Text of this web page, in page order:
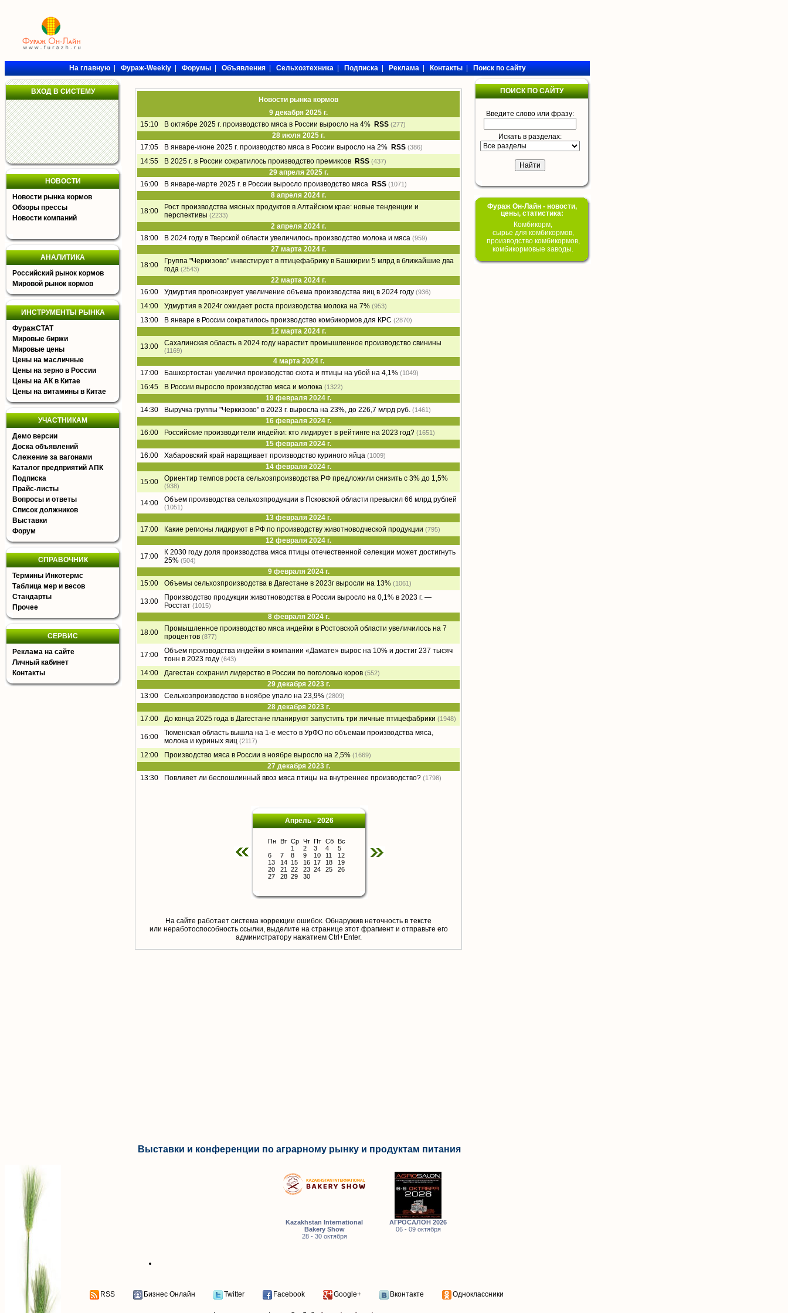
На главную|Фураж-Weekly|Форумы|Объявления|Сельхозтехника|Подписка|Реклама|Контакты|Поиск по сайту
ВХОД В СИСТЕМУ
НОВОСТИ
Новости рынка кормов
Обзоры прессы
Новости компаний
АНАЛИТИКА
Российский рынок кормов
Мировой рынок кормов
ИНСТРУМЕНТЫ РЫНКА
ФуражСТАТ
Мировые биржи
Мировые цены
Цены на масличные
Цены на зерно в России
Цены на АК в Китае
Цены на витамины в Китае
УЧАСТНИКАМ
Демо версии
Доска объявлений
Слежение за вагонами
Каталог предприятий АПК
Подписка
Прайс-листы
Вопросы и ответы
Список должников
Выставки
Форум
СПРАВОЧНИК
Термины Инкотермс
Таблица мер и весов
Стандарты
Прочее
СЕРВИС
Реклама на сайте
Личный кабинет
Контакты
Новости рынка кормов
9 декабря 2025 г.
15:10
В октябре 2025 г. производство мяса в России выросло на 4% RSS (277)
28 июля 2025 г.
17:05
В январе-июне 2025 г. производство мяса в России выросло на 2% RSS (386)
14:55 В 2025 г. в России сократилось производство премиксов RSS (437)
29 апреля 2025 г.
16:00
В январе-марте 2025 г. в России выросло производство мяса RSS (1071)
8 апреля 2024 г.
18:00
Рост производства мясных продуктов в Алтайском крае: новые тенденции и
перспективы (2233)
2 апреля 2024 г.
18:00
В 2024 году в Тверской области увеличилось производство молока и мяса (959)
27 марта 2024 г.
18:00
Группа "Черкизово" инвестирует в птицефабрику в Башкирии 5 млрд в ближайшие два
года (2543)
22 марта 2024 г.
16:00
Удмуртия прогнозирует увеличение объема производства яиц в 2024 году (936)
14:00 Удмуртия в 2024г ожидает роста производства молока на 7% (953)
13:00 В январе в России сократилось производство комбикормов для КРС (2870)
12 марта 2024 г.
13:00
Сахалинская область в 2024 году нарастит промышленное производство свинины
(1169)
4 марта 2024 г.
17:00
Башкортостан увеличил производство скота и птицы на убой на 4,1% (1049)
16:45 В России выросло производство мяса и молока (1322)
19 февраля 2024 г.
14:30
Выручка группы "Черкизово" в 2023 г. выросла на 23%, до 226,7 млрд руб. (1461)
16 февраля 2024 г.
16:00
Российские производители индейки: кто лидирует в рейтинге на 2023 год? (1651)
15 февраля 2024 г.
16:00
Хабаровский край наращивает производство куриного яйца (1009)
14 февраля 2024 г.
15:00
Ориентир темпов роста сельхозпроизводства РФ предложили снизить с 3% до 1,5%
(938)
14:00 Объем производства сельхозпродукции в Псковской области превысил 66 млрд рублей
(1051)
13 февраля 2024 г.
17:00
Какие регионы лидируют в РФ по производству животноводческой продукции (795)
12 февраля 2024 г.
17:00
К 2030 году доля производства мяса птицы отечественной селекции может достигнуть
25% (504)
9 февраля 2024 г.
15:00
Объемы сельхозпроизводства в Дагестане в 2023г выросли на 13% (1061)
13:00
Производство продукции животноводства в России выросло на 0,1% в 2023 г. —
Росстат (1015)
8 февраля 2024 г.
18:00
Промышленное производство мяса индейки в Ростовской области увеличилось на 7
процентов (877)
17:00
Объем производства индейки в компании «Дамате» вырос на 10% и достиг 237 тысяч
тонн в 2023 году (643)
14:00 Дагестан сохранил лидерство в России по поголовью коров (552)
29 декабря 2023 г.
13:00
Сельхозпроизводство в ноябре упало на 23,9% (2809)
28 декабря 2023 г.
17:00
До конца 2025 года в Дагестане планируют запустить три яичные птицефабрики (1948)
16:00
Тюменская область вышла на 1-е место в УрФО по объемам производства мяса,
молока и куриных яиц (2117)
12:00 Производство мяса в России в ноябре выросло на 2,5% (1669)
27 декабря 2023 г.
13:30
Повлияет ли беспошлинный ввоз мяса птицы на внутреннее производство? (1798)
Апрель - 2026
Пн Вт Ср Чт Пт Сб Вс
1
2 3 4
5
6
7 8 9 10 11
12
13
14 15 16 17 18
19
20
21 22 23 24 25
26
27
28 29 30
На сайте работает система коррекции ошибок. Обнаружив неточность в тексте
или неработоспособность ссылки, выделите на странице этот фрагмент и отправьте его
aдминистратору нажатием Ctrl+Enter.
ПОИСК ПО САЙТУ
Введите слово или фразу:
Искать в разделах:
Фураж Он-Лайн - новости,
цены, статистика:
Комбикорм,
сырье для комбикормов,
производство комбикормов,
комбикормовые заводы.
Выставки и конференции по аграрному рынку и продуктам питания
Kazakhstan International
Bakery Show
28 - 30 октября
АГРОСАЛОН 2026
06 - 09 октября
RSS Бизнес Онлайн Twitter Facebook Google+ Вконтакте Одноклассники